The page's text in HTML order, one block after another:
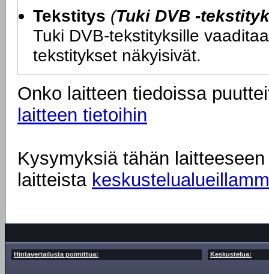
Tekstitys (Tuki DVB -
Tuki DVB-tekstityksille
tekstitykset näkyisivät.
Onko laitteen tiedoissa
laitteen tietoihin
Kysymyksiä tähän
laitteista
Hintavertailusta poimittua: Keskustelua: